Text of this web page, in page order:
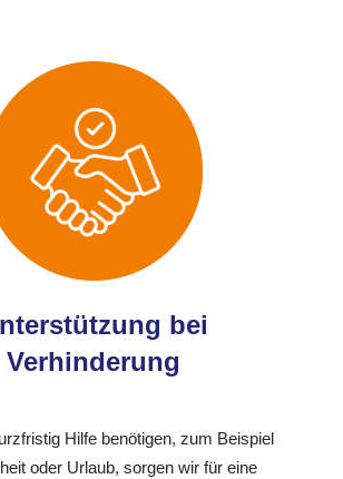
bei
Verhinderung
Hilfe benötigen, zum Beispiel
oder Urlaub, sorgen wir für eine